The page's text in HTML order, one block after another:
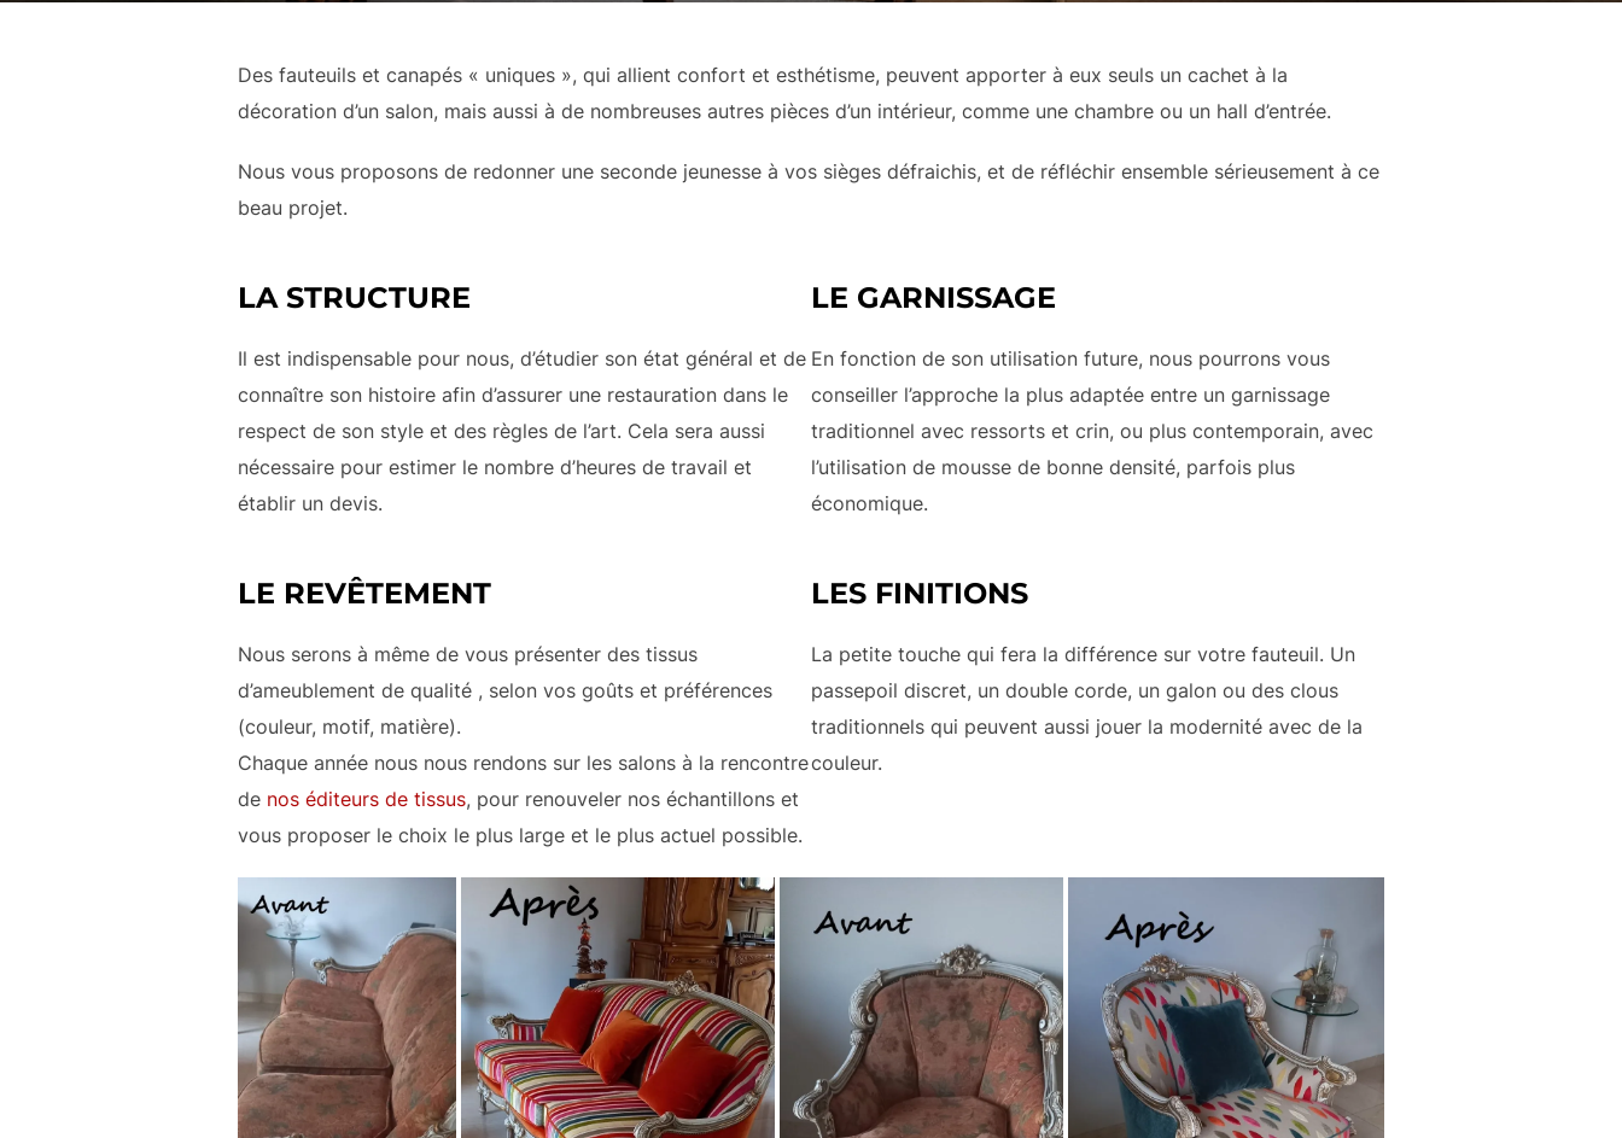
Des fauteuils et canapés « uniques », qui allient confort et esthétisme, peuvent apporter à eux seuls un cachet à la
décoration d’un salon, mais aussi à de nombreuses autres pièces d’un intérieur, comme une chambre ou un hall d’entrée.
Nous vous proposons de redonner une seconde jeunesse à vos sièges défraichis, et de réfléchir ensemble sérieusement à ce
beau projet.
LA STRUCTURE
Il est indispensable pour nous, d’étudier son état général et de
connaître son histoire afin d’assurer une restauration dans le
respect de son style et des règles de l’art. Cela sera aussi
nécessaire pour estimer le nombre d’heures de travail et
établir un devis.
LE GARNISSAGE
En fonction de son utilisation future, nous pourrons vous
conseiller l’approche la plus adaptée entre un garnissage
traditionnel avec ressorts et crin, ou plus contemporain, avec
l’utilisation de mousse de bonne densité, parfois plus
économique.
LE REVÊTEMENT
Nous serons à même de vous présenter des tissus
d’ameublement de qualité , selon vos goûts et préférences
(couleur, motif, matière).
Chaque année nous nous rendons sur les salons à la rencontre
de nos éditeurs de tissus, pour renouveler nos échantillons et
vous proposer le choix le plus large et le plus actuel possible.
LES FINITIONS
La petite touche qui fera la différence sur votre fauteuil. Un
passepoil discret, un double corde, un galon ou des clous
traditionnels qui peuvent aussi jouer la modernité avec de la
couleur.